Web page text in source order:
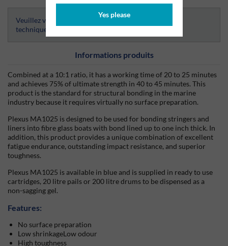
Yes please
Veuillez vous connecter afin d’avoir accès aux fiches
techniques
Informations produits
Combined at a 10:1 ratio, it has a working time of 20 to 25 minutes
and achieves 75% of ultimate strength in 40 to 45 minutes. This
product is the standard for structural bonding in the marine
industry because it requires virtually no surface preparation.
Plexus MA1025 is designed to be used for bonding stringers and
liners into fibre glass boats with bond lined up to one inch thick. In
addition, this product provides a unique combination of excellent
fatigue endurance, outstanding impact resistance, and superior
toughness.
Plexus MA1025 is available in blue and is supplied in ready to use
cartridges, 20 litre pails or 200 litre drums to be dispensed as a
non-sagging gel.
Features:
No surface preparation
Low shrinkageLow odour
High toughness